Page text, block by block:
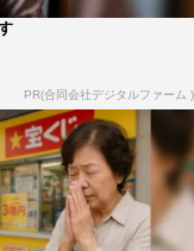
PR(合同会社デジタルファーム )